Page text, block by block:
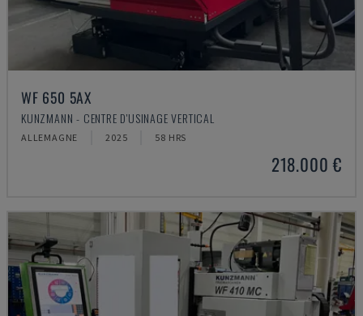
WF 650 5AX
KUNZMANN - CENTRE D'USINAGE VERTICAL
ALLEMAGNE 2025 58 HRS
218.000 €